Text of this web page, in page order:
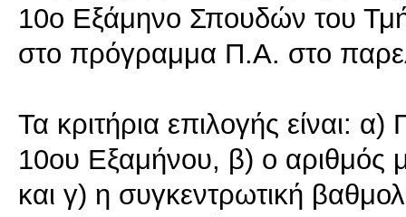
10ο Εξάμηνο Σπουδών του
στο πρόγραμμα Π.Α. στο
Τα κριτήρια επιλογής είναι:
10ου Εξαμήνου, β) ο αριθμός
και γ) η συγκεντρωτική